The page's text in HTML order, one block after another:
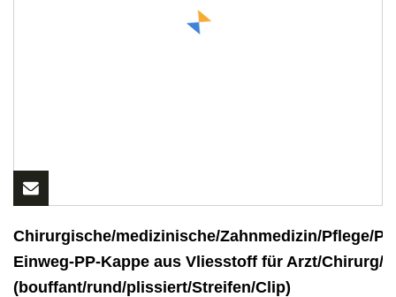
Chirurgische/medizinische/Zahnmedizin/Pflege/
Einweg-PP-Kappe aus Vliesstoff für Arzt/Chirurg/
(bouffant/rund/plissiert/Streifen/Clip)